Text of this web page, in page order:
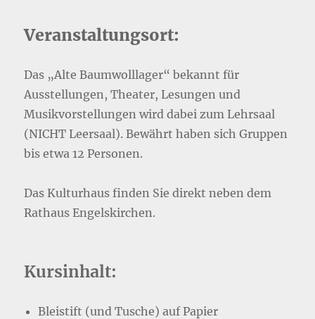
Veranstaltungsort:
Das „Alte Baumwolllager“ bekannt für
Ausstellungen, Theater, Lesungen und
Musikvorstellungen wird dabei zum Lehrsaal
(NICHT Leersaal). Bewährt haben sich Gruppen
bis etwa 12 Personen.
Das Kulturhaus finden Sie direkt neben dem
Rathaus Engelskirchen.
Kursinhalt:
Bleistift (und Tusche) auf Papier